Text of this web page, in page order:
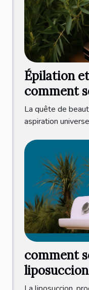
Épilation
comment
détendue
La quête de
aspiration
comment